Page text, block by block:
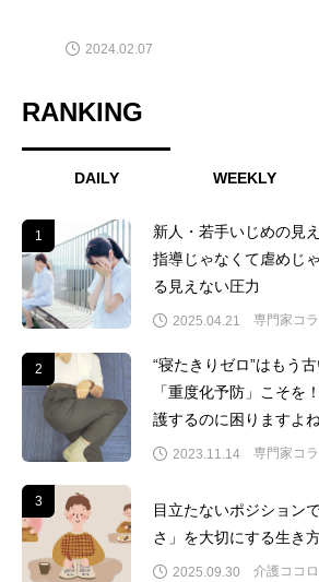
2024.02.07
RANKING
DAILY WEEKLY
1
新人・若手いじめの見
指導じゃなくて虐めじ
る見えない圧力
2025.04.21 専門家コ
2
“寝たきりゼロ”はもう
「重度化予防」こそ
護するのに困りますよね
2023.11.14 専門家コ
3
目立たないポジション
さ」を大切にする生き
2025.09.30 介護ココ